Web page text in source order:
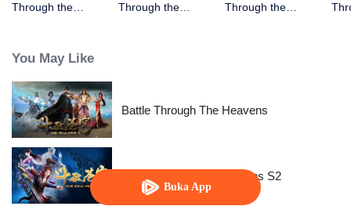
Buka App
Through the
Through the
Through the
You May Like
Battle Through The Heavens
Battle Through the Heavens S2